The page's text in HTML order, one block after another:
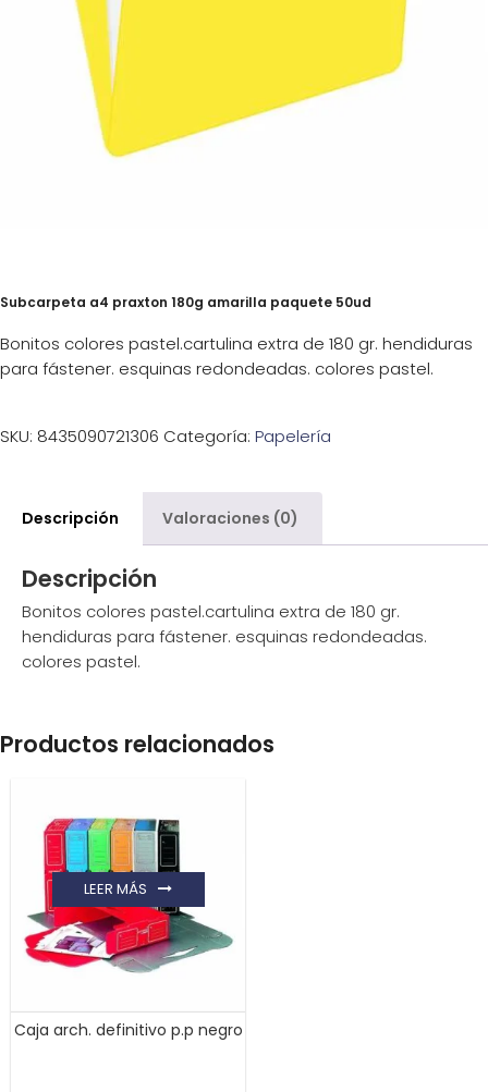
Subcarpeta a4 praxton 180g amarilla paquete 50ud
Bonitos colores pastel.cartulina extra de 180 gr. hendiduras
para fástener. esquinas redondeadas. colores pastel.
SKU: 8435090721306 Categoría: Papelería
Descripción Valoraciones (0)
Descripción
Bonitos colores pastel.cartulina extra de 180 gr.
hendiduras para fástener. esquinas redondeadas.
colores pastel.
Productos relacionados
Caja arch. definitivo p.p negro
LEER MÁS